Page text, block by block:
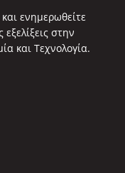
ενημερωθείτε
εξελίξεις στην
και Τεχνολογία.